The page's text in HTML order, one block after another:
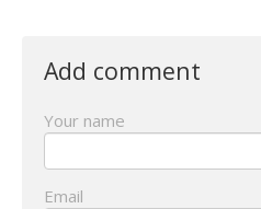
Add comment
Your name
Email